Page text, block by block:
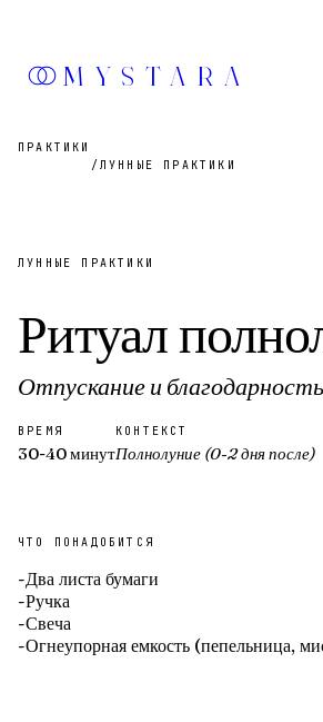
MYSTARA
ПРАКТИКИ
/ ЛУННЫЕ ПРАКТИКИ
ЛУННЫЕ ПРАКТИКИ
Ритуал
Отпускание и благодарность
ВРЕМЯ
30-40 минут
КОНТЕКСТ
Полнолуние (0-2 дня после)
ЧТО ПОНАДОБИТСЯ
-Два листа бумаги
-Ручка
-Свеча
-Огнеупорная емкость (пепельница,